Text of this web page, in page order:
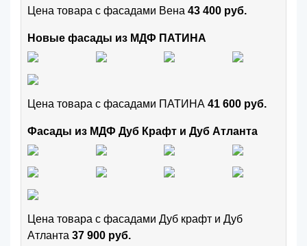
Цена товара с фасадами Вена 43 400 руб.
Новые фасады из МДФ ПАТИНА
Цена товара с фасадами ПАТИНА 41 600 руб.
Фасады из МДФ Дуб Крафт и Дуб Атланта
Цена товара с фасадами Дуб крафт и Дуб
Атланта 37 900 руб.